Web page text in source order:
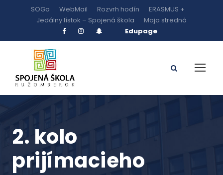
SOGo WebMail Rozvrh hodín
ERASMUS +
Jedálny lístok – Spojená škola
Moja stredná
Edupage
2. kolo
prijímacieho